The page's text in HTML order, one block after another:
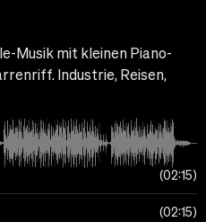
Musik mit kleinen Piano-
Industrie, Reisen,
02:15
02:15